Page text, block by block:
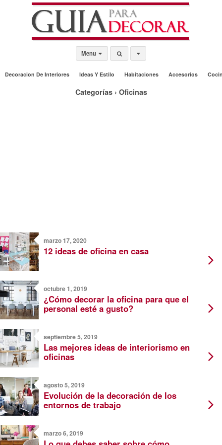
Menu
Decoracion De Interiores Ideas Y Estilo Habitaciones Accesorios
Categorías › Oficinas
marzo 17, 2020
12 ideas de oficina en casa
octubre 1, 2019
¿Cómo decorar la oficina para que el
personal esté a gusto?
septiembre 5, 2019
Las mejores ideas de interiorismo en
oficinas
agosto 5, 2019
Evolución de la decoración de los
entornos de trabajo
marzo 6, 2019